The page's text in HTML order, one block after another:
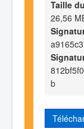
Taille
26,56
b